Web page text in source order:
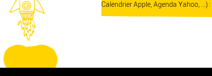
Calendrier Apple, Agenda Yahoo, ...) :